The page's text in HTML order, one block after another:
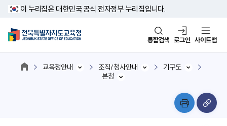
이 누리집은 대한민국 공식 전자정부 누리집입니다.
통합검색 로그인 사이트맵
교육청안내 조직/청사안내
기구도
본청